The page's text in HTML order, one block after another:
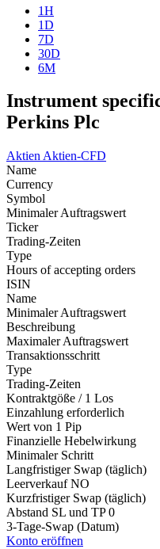
1H
1D
7D
30D
6M
Instrument
Perkins Plc
Aktien Aktien-CFD
Name
Currency
Symbol
Minimaler Auftragswert
Ticker
Trading-Zeiten
Type
Hours of accepting orders
ISIN
Name
Minimaler Auftragswert
Beschreibung
Maximaler Auftragswert
Transaktionsschritt
Type
Trading-Zeiten
Kontraktgöße / 1 Los
Einzahlung erforderlich
Wert von 1 Pip
Finanzielle Hebelwirkung
Minimaler Schritt
Langfristiger Swap (täglich)
Leerverkauf NO
Kurzfristiger Swap (täglich)
Abstand SL und TP 0
3-Tage-Swap (Datum)
Konto eröffnen